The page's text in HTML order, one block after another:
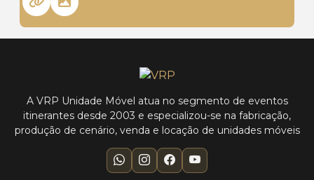
A VRP Unidade Móvel atua no segmento de eventos
itinerantes desde 2003 e especializou-se na fabricação,
produção de cenário, venda e locação de unidades móveis